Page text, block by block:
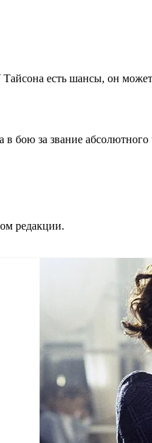
есть шансы, он
бою за звание
редакции.